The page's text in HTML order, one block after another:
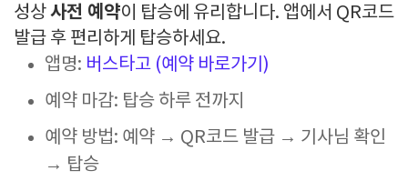
성상사전 예약이 탑승에 유리합니다. 앱에서 QR코드
발급 후 편리하게 탑승하세요.
앱명: 버스타고 (예약 바로가기)
예약 마감: 탑승 하루 전까지
예약 방법: 예약 → QR코드 발급 → 기사님 확인
→ 탑승